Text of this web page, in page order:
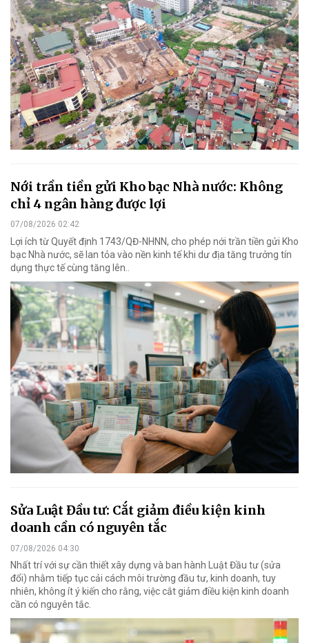
Nới trần tiền gửi Kho bạc Nhà nước: Không
chỉ 4 ngân hàng được lợi
07/08/2026 02:42
Lợi ích từ Quyết định 1743/QĐ-NHNN, cho phép nới trần tiền gửi Kho
bạc Nhà nước, sẽ lan tỏa vào nền kinh tế khi dư địa tăng trưởng tín
dụng thực tế cùng tăng lên..
Sửa Luật Đầu tư: Cắt giảm điều kiện kinh
doanh cần có nguyên tắc
07/08/2026 04:30
Nhất trí với sự cần thiết xây dựng và ban hành Luật Đầu tư (sửa
đổi) nhằm tiếp tục cải cách môi trường đầu tư, kinh doanh, tuy
nhiên, không ít ý kiến cho rằng, việc cắt giảm điều kiện kinh doanh
cần có nguyên tắc.